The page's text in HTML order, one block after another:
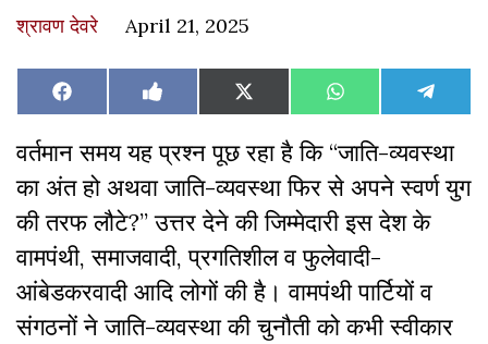
श्रावण देवरे April 21, 2025
Share
on
Facebook Share
on
Like
on
Share
on
X
(Twitter)
Share
on
WhatsAppShare
on
वर्तमान समय यह प्रश्न पूछ रहा है कि “जाति-व्यवस्था
का अंत हो अथवा जाति-व्यवस्था फिर से अपने स्वर्ण युग
की तरफ लौटे?” उत्तर देने की जिम्मेदारी इस देश के
वामपंथी, समाजवादी, प्रगतिशील व फुलेवादी-
आंबेडकरवादी आदि लोगों की है। वामपंथी पार्टियों व
संगठनों ने जाति-व्यवस्था की चुनौती को कभी स्वीकार